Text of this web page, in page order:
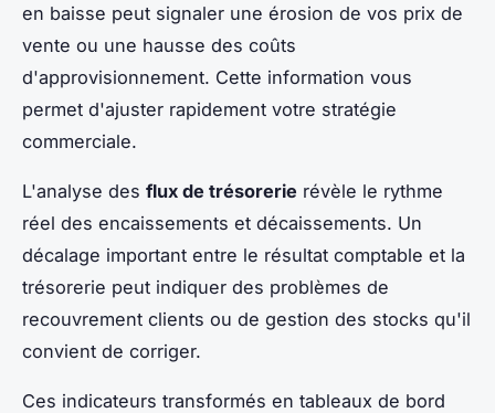
en baisse peut signaler une érosion de vos prix de
vente ou une hausse des coûts
d'approvisionnement. Cette information vous
permet d'ajuster rapidement votre stratégie
commerciale.
L'analyse des flux de trésorerie révèle le rythme
réel des encaissements et décaissements. Un
décalage important entre le résultat comptable et la
trésorerie peut indiquer des problèmes de
recouvrement clients ou de gestion des stocks qu'il
convient de corriger.
Ces indicateurs transformés en tableaux de bord